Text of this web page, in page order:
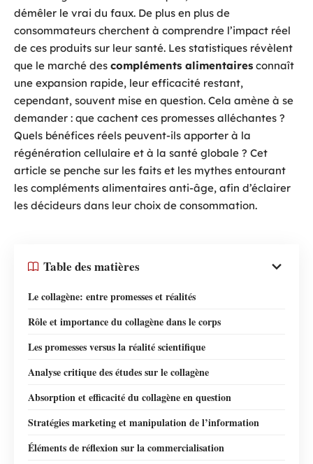
démêler le vrai du faux. De plus en plus de
consommateurs cherchent à comprendre l’impact réel
de ces produits sur leur santé. Les statistiques révèlent
que le marché des compléments alimentaires connaît
une expansion rapide, leur efficacité restant,
cependant, souvent mise en question. Cela amène à se
demander : que cachent ces promesses alléchantes ?
Quels bénéfices réels peuvent-ils apporter à la
régénération cellulaire et à la santé globale ? Cet
article se penche sur les faits et les mythes entourant
les compléments alimentaires anti-âge, afin d’éclairer
les décideurs dans leur choix de consommation.
Table des matières
Le collagène: entre promesses et réalités
Rôle et importance du collagène dans le corps
Les promesses versus la réalité scientifique
Analyse critique des études sur le collagène
Absorption et efficacité du collagène en question
Stratégies marketing et manipulation de l’information
Éléments de réflexion sur la commercialisation